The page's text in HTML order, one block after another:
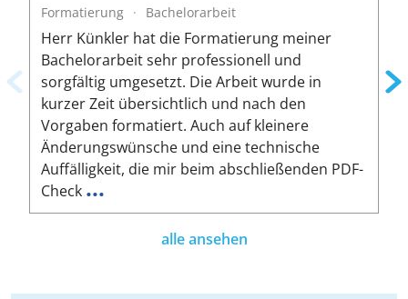
Formatierung · Bachelorarbeit
Herr Künkler hat die Formatierung meiner
Bachelorarbeit sehr professionell und
sorgfältig umgesetzt. Die Arbeit wurde in
kurzer Zeit übersichtlich und nach den
Vorgaben formatiert. Auch auf kleinere
Änderungswünsche und eine technische
Auffälligkeit, die mir beim abschließenden PDF-
Check ...
alle ansehen